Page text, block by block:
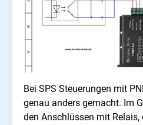
Bei SPS Steuerungen mit
genau anders gemacht. Im
den Anschlüssen mit Relais,